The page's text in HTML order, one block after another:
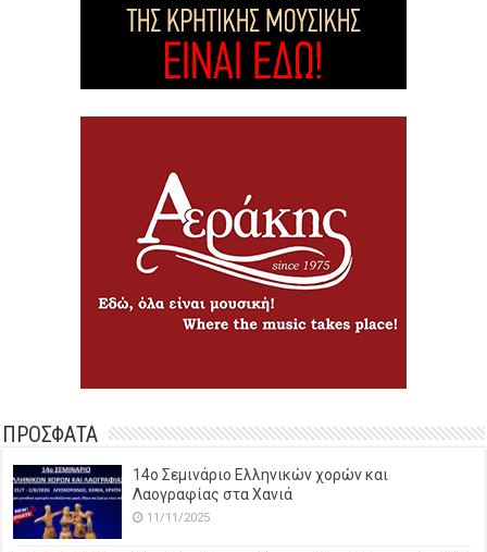
ΠΡΟΣΦΑΤΑ
14o Σεμινάριο Ελληνικών χορών και
Λαογραφίας στα Χανιά
11/11/2025